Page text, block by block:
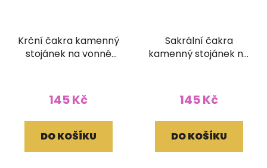
Krční čakra kamenný
stojánek na vonné
145 Kč
DO KOŠÍKU
Sakrální čakra
kamenný stojánek na
145 Kč
DO KOŠÍKU